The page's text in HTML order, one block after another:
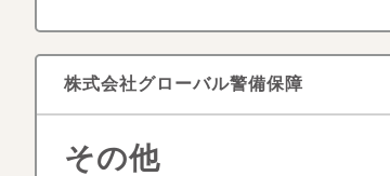
株式会社グローバル警備保障
その他